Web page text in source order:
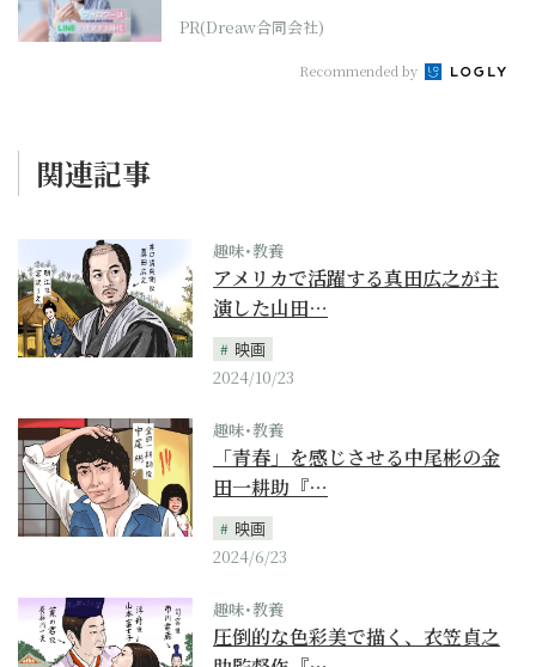
PR(Dreaw合同会社)
Recommended by
関連記事
趣味･教養
アメリカで活躍する真田広之が主
演した山田…
映画
2024/10/23
趣味･教養
「青春」を感じさせる中尾彬の金
田一耕助『…
映画
2024/6/23
趣味･教養
圧倒的な色彩美で描く、衣笠貞之